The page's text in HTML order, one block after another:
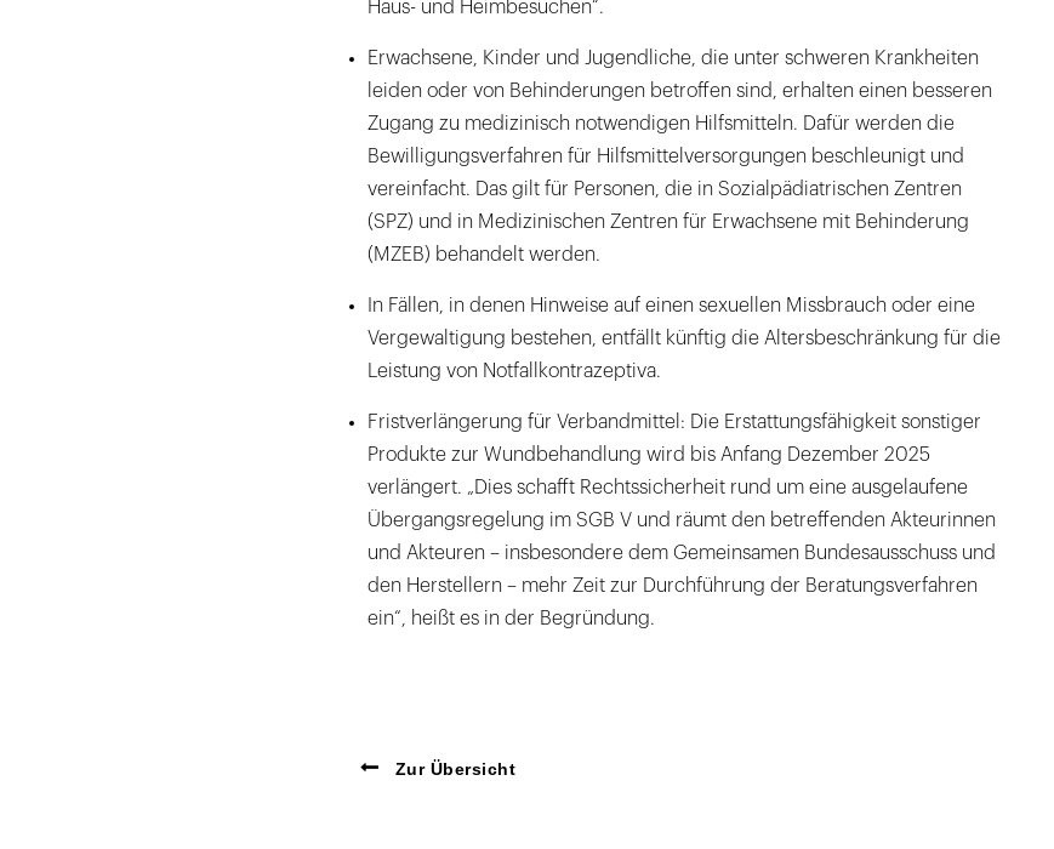
Haus- und Heimbesuchen“.
Erwachsene, Kinder und Jugendliche, die unter schweren Krankheiten
leiden oder von Behinderungen betroffen sind, erhalten einen besseren
Zugang zu medizinisch notwendigen Hilfsmitteln. Dafür werden die
Bewilligungsverfahren für Hilfsmittelversorgungen beschleunigt und
vereinfacht. Das gilt für Personen, die in Sozialpädiatrischen Zentren
(SPZ) und in Medizinischen Zentren für Erwachsene mit Behinderung
(MZEB) behandelt werden.
In Fällen, in denen Hinweise auf einen sexuellen Missbrauch oder eine
Vergewaltigung bestehen, entfällt künftig die Altersbeschränkung für die
Leistung von Notfallkontrazeptiva.
Fristverlängerung für Verbandmittel: Die Erstattungsfähigkeit sonstiger
Produkte zur Wundbehandlung wird bis Anfang Dezember 2025
verlängert. „Dies schafft Rechtssicherheit rund um eine ausgelaufene
Übergangsregelung im SGB V und räumt den betreffenden Akteurinnen
und Akteuren – insbesondere dem Gemeinsamen Bundesausschuss und
den Herstellern – mehr Zeit zur Durchführung der Beratungsverfahren
ein“, heißt es in der Begründung.
Zur Übersicht